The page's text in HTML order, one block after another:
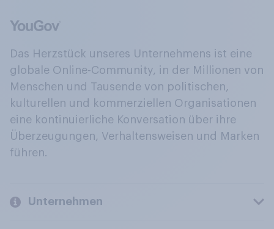
Das Herzstück unseres Unternehmens ist eine
globale Online-Community, in der Millionen von
Menschen und Tausende von politischen,
kulturellen und kommerziellen Organisationen
eine kontinuierliche Konversation über ihre
Überzeugungen, Verhaltensweisen und Marken
führen.
Unternehmen